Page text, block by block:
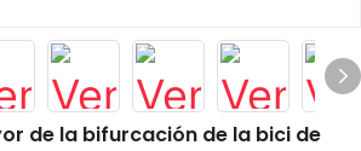
de la bifurcación de la bici de